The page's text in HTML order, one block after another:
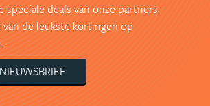
speciale deals van onze partners.
de leukste kortingen op